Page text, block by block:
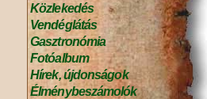
Közlekedés
Vendéglátás
Gasztronómia
Fotóalbum
Hírek, újdonságok
Élménybeszámolók